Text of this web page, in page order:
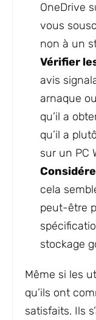
OneDrive
vous
non à un
Vérifier
avis
arnaque
qu’il a
qu’il a
sur un PC
cela
peut-être
stockage
Même si les
qu’ils ont
satisfaits. Ils